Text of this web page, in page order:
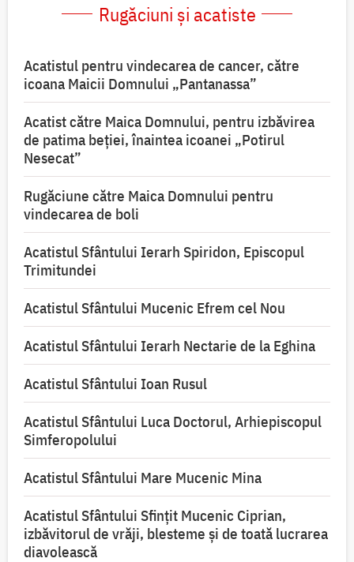
Rugăciuni și acatiste
Acatistul pentru vindecarea de cancer, către
icoana Maicii Domnului „Pantanassa”
Acatist către Maica Domnului, pentru izbăvirea
de patima beției, înaintea icoanei „Potirul
Nesecat”
Rugăciune către Maica Domnului pentru
vindecarea de boli
Acatistul Sfântului Ierarh Spiridon, Episcopul
Trimitundei
Acatistul Sfântului Mucenic Efrem cel Nou
Acatistul Sfântului Ierarh Nectarie de la Eghina
Acatistul Sfântului Ioan Rusul
Acatistul Sfântului Luca Doctorul, Arhiepiscopul
Simferopolului
Acatistul Sfântului Mare Mucenic Mina
Acatistul Sfântului Sfințit Mucenic Ciprian,
izbăvitorul de vrăji, blesteme și de toată lucrarea
diavolească